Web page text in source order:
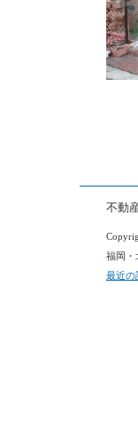
不動
福岡・
最近の